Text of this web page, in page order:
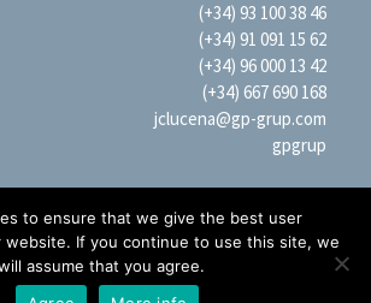
(+34) 93 100 38 46
(+34) 91 091 15 62
(+34) 96 000 13 42
(+34) 667 690 168
jclucena@gp-grup.com
gpgrup
SEARCH ENGINE WORLDWIDE (LLC)
to ensure that we give the best user
website. If you continue to use this site, we
assume that you agree.